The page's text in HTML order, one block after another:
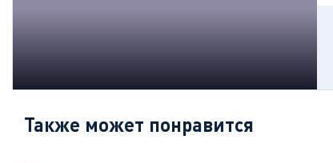
Также может понравится